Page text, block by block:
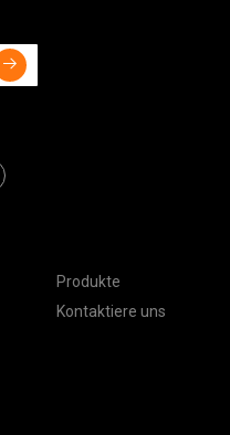
Produkte
Kontaktiere uns